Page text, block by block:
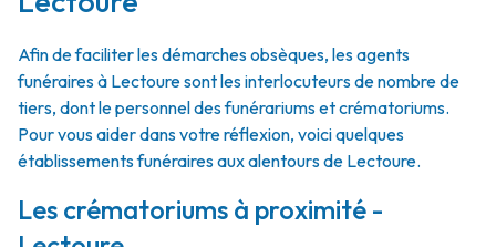
Afin de faciliter les démarches obsèques, les agents
funéraires à Lectoure sont les interlocuteurs de nombre de
tiers, dont le personnel des funérariums et crématoriums.
Pour vous aider dans votre réflexion, voici quelques
établissements funéraires aux alentours de Lectoure.
Les crématoriums à proximité -